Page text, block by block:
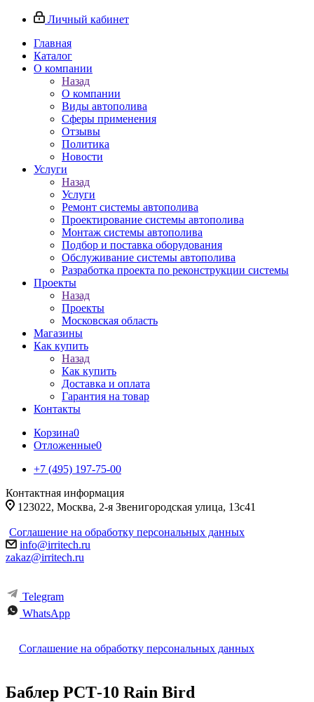
Личный кабинет
Главная
Каталог
О компании
Назад
О компании
Виды автополива
Сферы применения
Отзывы
Политика
Новости
Услуги
Назад
Услуги
Ремонт системы автополива
Проектирование системы автополива
Монтаж системы автополива
Подбор и поставка оборудования
Обслуживание системы автополива
Разработка проекта по реконструкции системы
Проекты
Назад
Проекты
Московская область
Магазины
Как купить
Назад
Как купить
Доставка и оплата
Гарантия на товар
Контакты
Корзина0
Отложенные0
+7 (495) 197-75-00
Контактная информация
123022, Москва, 2-я Звенигородская улица, 13с41
Соглашение на обработку персональных данных
info@irritech.ru
zakaz@irritech.ru
Telegram
WhatsApp
Соглашение на обработку персональных данных
Баблер РСТ-10 Rain Bird